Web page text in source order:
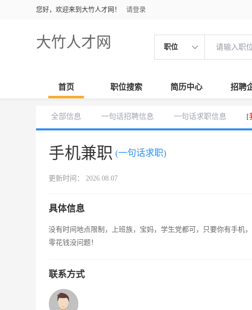
您好，欢迎来到大竹人才网！ 请登录
大竹人才网 职位
首页 职位搜索 简历中心 招聘
全部信息 一句话招聘信息 一句话求职信息 [
手机兼职 (一句话求职)
更新时间： 2026.08.07
具体信息
没有时间地点限制，上班族，宝妈，学生党都可，只要你有手机
零花钱没问题！
联系方式